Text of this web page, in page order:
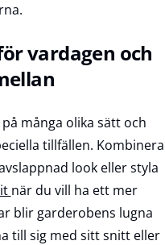
vardagen och
många olika sätt och
tillfällen. Kombinera
look eller styla
när du vill ha ett mer
blir garderobens lugna
till sig med sitt snitt eller